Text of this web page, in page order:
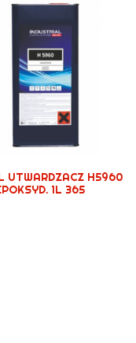
UTWARDZACZ H5960
1L 365